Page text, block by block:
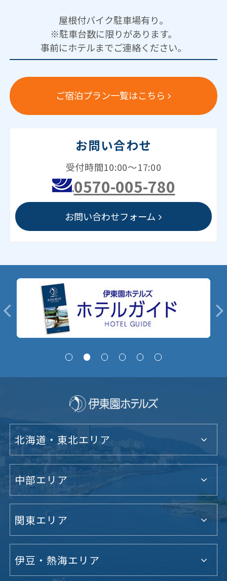
屋根付バイク駐車場有り。
※駐車台数に限りがあります。
事前にホテルまでご連絡ください。
ご宿泊プラン一覧はこちら
お問い合わせ
受付時間10:00～17:00
0570-005-780
お問い合わせフォーム
北海道・東北エリア
中部エリア
関東エリア
伊豆・熱海エリア